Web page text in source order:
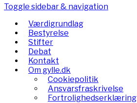
Toggle sidebar & navigation
Værdigrundlag
Bestyrelse
Stifter
Debat
Kontakt
Om gylle.dk
Cookiepolitik
Ansvarsfraskrivelse
Fortrolighedserklæring